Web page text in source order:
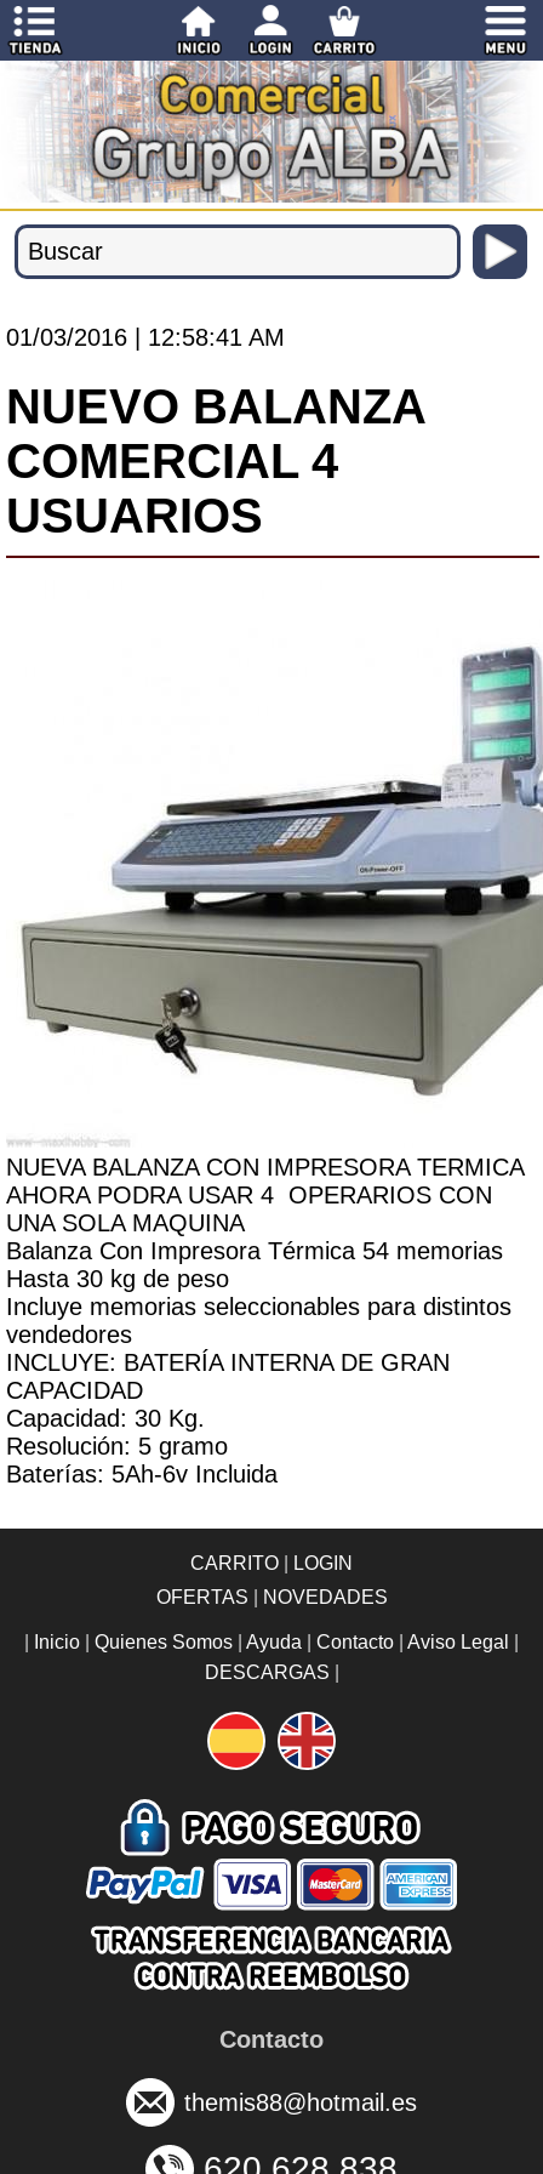
01/03/2016 | 12:58:41 AM
NUEVO BALANZA
COMERCIAL 4
USUARIOS
NUEVA BALANZA CON IMPRESORA TERMICA
AHORA PODRA USAR 4 OPERARIOS CON
UNA SOLA MAQUINA
Balanza Con Impresora Térmica 54 memorias
Hasta 30 kg de peso
Incluye memorias seleccionables para distintos
vendedores
INCLUYE: BATERÍA INTERNA DE GRAN
CAPACIDAD
Capacidad: 30 Kg.
Resolución: 5 gramo
Baterías: 5Ah-6v Incluida
CARRITO
LOGIN
OFERTAS
NOVEDADES
Inicio Quienes Somos Ayuda Contacto Aviso Legal
DESCARGAS
Contacto
themis88@hotmail.es